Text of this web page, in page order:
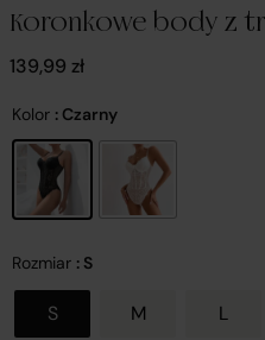
Koronkowe body z
139,99 zł
Kolor : Czarny
Rozmiar : S
S M L